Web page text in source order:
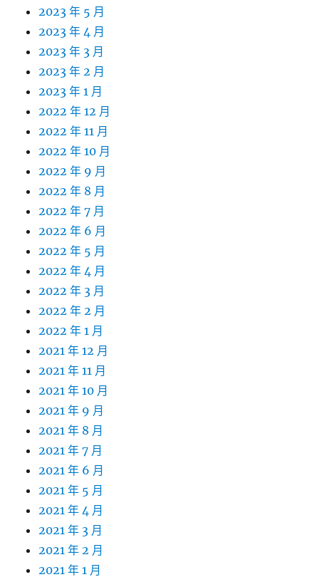
2023 年 5 月
2023 年 4 月
2023 年 3 月
2023 年 2 月
2023 年 1 月
2022 年 12 月
2022 年 11 月
2022 年 10 月
2022 年 9 月
2022 年 8 月
2022 年 7 月
2022 年 6 月
2022 年 5 月
2022 年 4 月
2022 年 3 月
2022 年 2 月
2022 年 1 月
2021 年 12 月
2021 年 11 月
2021 年 10 月
2021 年 9 月
2021 年 8 月
2021 年 7 月
2021 年 6 月
2021 年 5 月
2021 年 4 月
2021 年 3 月
2021 年 2 月
2021 年 1 月